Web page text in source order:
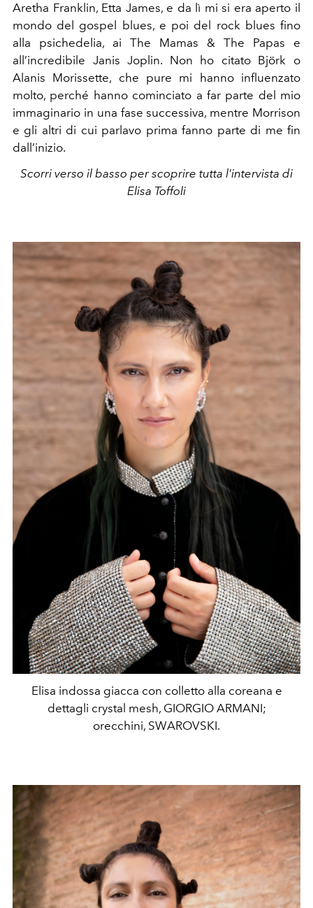
Aretha Franklin, Etta James, e da lì mi si era aperto il
mondo del gospel blues, e poi del rock blues fino
alla psichedelia, ai The Mamas & The Papas e
all’incredibile Janis Joplin. Non ho citato Björk o
Alanis Morissette, che pure mi hanno influenzato
molto, perché hanno cominciato a far parte del mio
immaginario in una fase successiva, mentre Morrison
e gli altri di cui parlavo prima fanno parte di me fin
dall’inizio.
Scorri verso il basso per scoprire tutta l'intervista di
Elisa Toffoli
Elisa indossa giacca con colletto alla coreana e
dettagli crystal mesh, GIORGIO ARMANI;
orecchini, SWAROVSKI.